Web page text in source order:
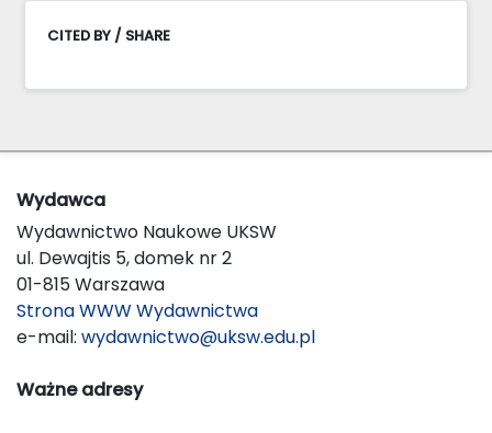
CITED BY / SHARE
Wydawca
Wydawnictwo Naukowe UKSW
ul. Dewajtis 5, domek nr 2
01-815 Warszawa
Strona WWW Wydawnictwa
e-mail: wydawnictwo@uksw.edu.pl
Ważne adresy